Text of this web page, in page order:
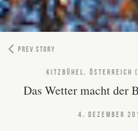
PREV STORY
KITZBÜHEL, ÖSTERREICH
Das Wetter macht der
4. DEZEMBER